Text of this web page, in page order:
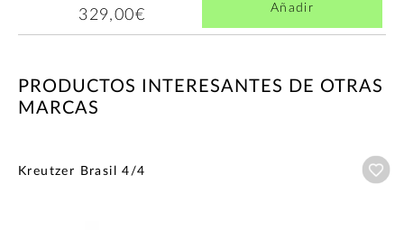
329,00€ Añadir
PRODUCTOS INTERESANTES DE OTRAS
MARCAS
Kreutzer Brasil 4/4